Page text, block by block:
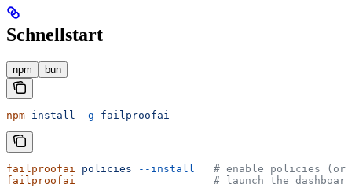
Schnellstart
npm bun
npm install -g failproofai
failproofai policies --install
# enable policies (or
failproofai
                      # launch the dashboard